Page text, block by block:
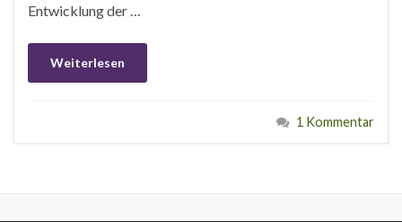
Entwicklung der …
Weiterlesen
1 Kommentar